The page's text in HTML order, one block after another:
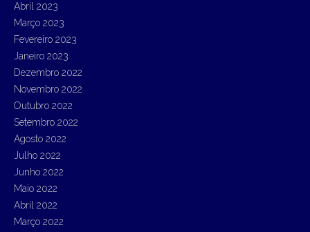
Abril 2023
Março 2023
Fevereiro 2023
Janeiro 2023
Dezembro 2022
Novembro 2022
Outubro 2022
Setembro 2022
Agosto 2022
Julho 2022
Junho 2022
Maio 2022
Abril 2022
Março 2022